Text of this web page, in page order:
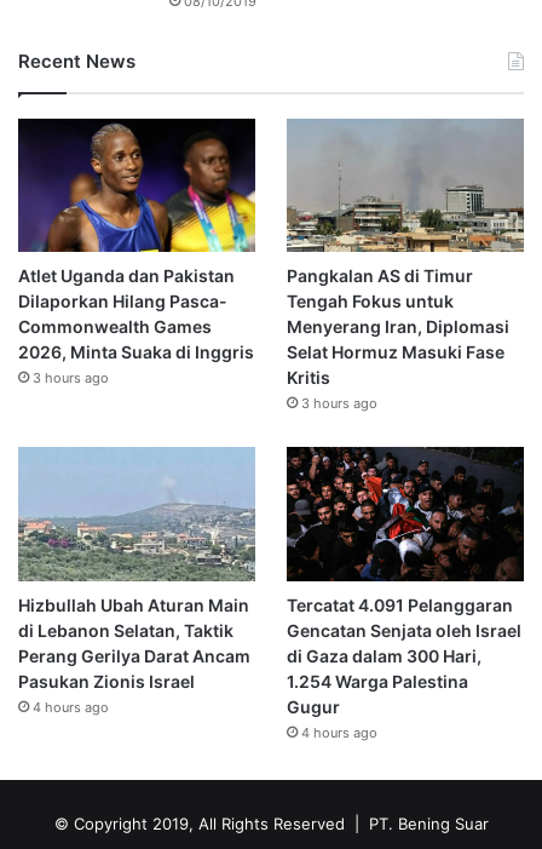
Recent News
Atlet Uganda dan Pakistan
Dilaporkan Hilang Pasca-
Commonwealth Games
2026, Minta Suaka di Inggris
3 hours ago
Pangkalan AS di Timur
Tengah Fokus untuk
Menyerang Iran, Diplomasi
Selat Hormuz Masuki Fase
Kritis
3 hours ago
Hizbullah Ubah Aturan Main
di Lebanon Selatan, Taktik
Perang Gerilya Darat Ancam
Pasukan Zionis Israel
4 hours ago
Tercatat 4.091 Pelanggaran
Gencatan Senjata oleh Israel
di Gaza dalam 300 Hari,
1.254 Warga Palestina
Gugur
4 hours ago
© Copyright 2019, All Rights Reserved | PT. Bening Suar